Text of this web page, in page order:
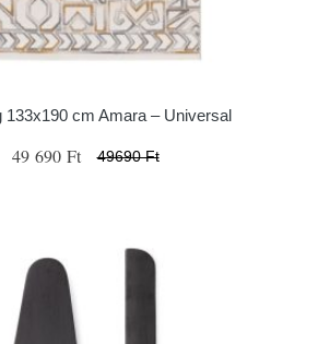
133x190 cm Amara – Universal
49 690 Ft 49690 Ft